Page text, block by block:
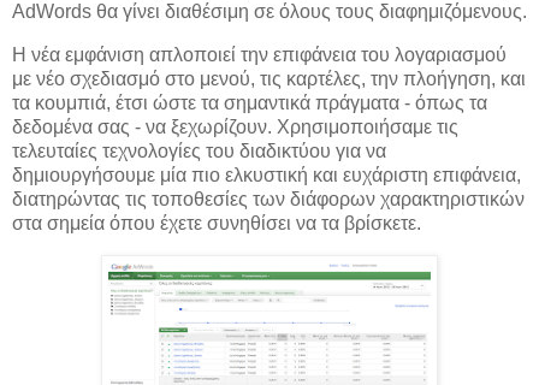
AdWords θα γίνει διαθέσιμη σε όλους τους διαφημιζόμενους.
Η νέα εμφάνιση απλοποιεί την επιφάνεια του λογαριασμού
με νέο σχεδιασμό στο μενού, τις καρτέλες, την πλοήγηση, και
τα κουμπιά, έτσι ώστε τα σημαντικά πράγματα - όπως τα
δεδομένα σας - να ξεχωρίζουν. Χρησιμοποιήσαμε τις
τελευταίες τεχνολογίες του διαδικτύου για να
δημιουργήσουμε μία πιο ελκυστική και ευχάριστη επιφάνεια,
διατηρώντας τις τοποθεσίες των διάφορων χαρακτηριστικών
στα σημεία όπου έχετε συνηθίσει να τα βρίσκετε.